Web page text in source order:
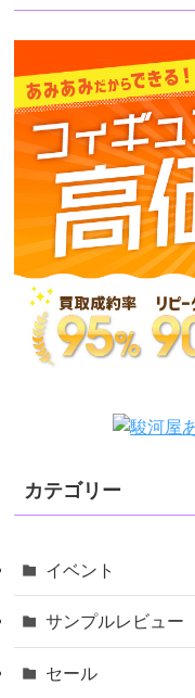
カテゴリー
イベント
サンプルレビュー
セール